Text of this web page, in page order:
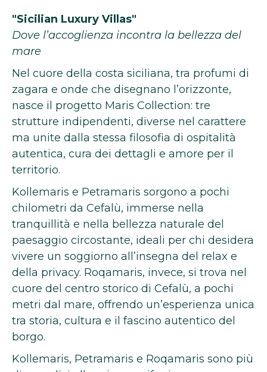
"Sicilian Luxury Villas"
Dove l’accoglienza incontra la bellezza del
mare
Nel cuore della costa siciliana, tra profumi di
zagara e onde che disegnano l’orizzonte,
nasce il progetto Maris Collection: tre
strutture indipendenti, diverse nel carattere
ma unite dalla stessa filosofia di ospitalità
autentica, cura dei dettagli e amore per il
territorio.
Kollemaris e Petramaris sorgono a pochi
chilometri da Cefalù, immerse nella
tranquillità e nella bellezza naturale del
paesaggio circostante, ideali per chi desidera
vivere un soggiorno all’insegna del relax e
della privacy. Roqamaris, invece, si trova nel
cuore del centro storico di Cefalù, a pochi
metri dal mare, offrendo un’esperienza unica
tra storia, cultura e il fascino autentico del
borgo.
Kollemaris, Petramaris e Roqamaris sono più